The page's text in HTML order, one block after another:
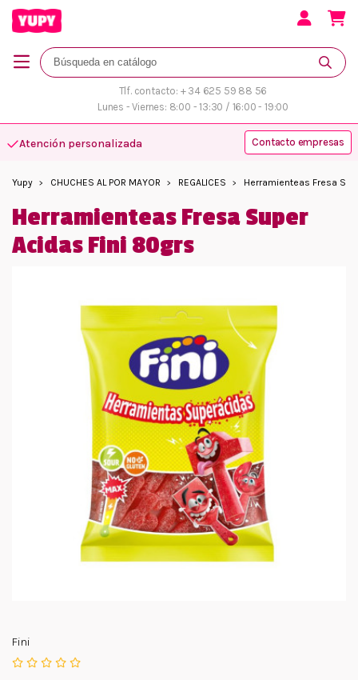
Tlf. contacto: + 34 625 59 88 56
Lunes - Viernes: 8:00 - 13:30 / 16:00 - 19:00
Atención personalizada Contacto empresas
Yupy CHUCHES AL POR MAYOR REGALICES Herramienteas Fresa
Herramienteas Fresa Super
Acidas Fini 80grs
Fini